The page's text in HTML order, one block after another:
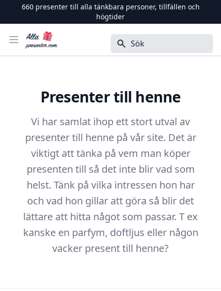
660presenter till alla tänkbara personer, tillfällen och
högtider
Öppna menyn
Alla Presenter Sök
Presenter till henne
Vi har samlat ihop ett stort utval av
presenter till henne på vår site. Det är
viktigt att tänka på vem man köper
presenten till så det inte blir vad som
helst. Tänk på vilka intressen hon har
och vad hon gillar att göra så blir det
lättare att hitta något som passar. T ex
kanske en parfym, doftljus eller någon
vacker present till henne?